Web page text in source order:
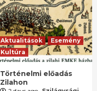
Aktualitások
Esemény
Kultúra
Történelmi előadás
Zilahon